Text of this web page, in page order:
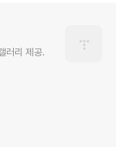
러리 제공.